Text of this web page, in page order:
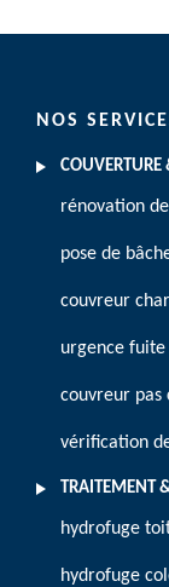
NOS
COUVERTURE
rénovation
pose de
couvreur
urgence
couvreur pas
vérification
TRAITEMENT
hydrofuge
hydrofuge